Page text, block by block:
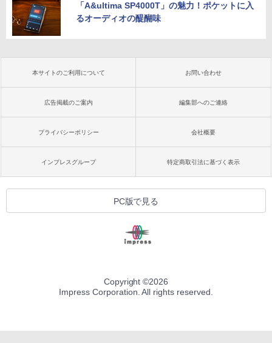
「A&ultima SP4000T」の魅力！ポケットに入
るオーディオの醍醐味
本サイトのご利用について お問い合わせ
広告掲載のご案内 編集部へのご連絡
プライバシーポリシー 会社概要
インプレスグループ 特定商取引法に基づく表示
PC版で見る
Copyright ©2026
Impress Corporation. All rights reserved.